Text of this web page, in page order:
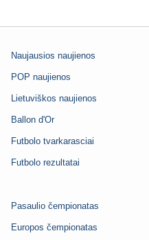
Naujausios naujienos
POP naujienos
Lietuviškos naujienos
Ballon d'Or
Futbolo tvarkarasciai
Futbolo rezultatai
Pasaulio čempionatas
Europos čempionatas